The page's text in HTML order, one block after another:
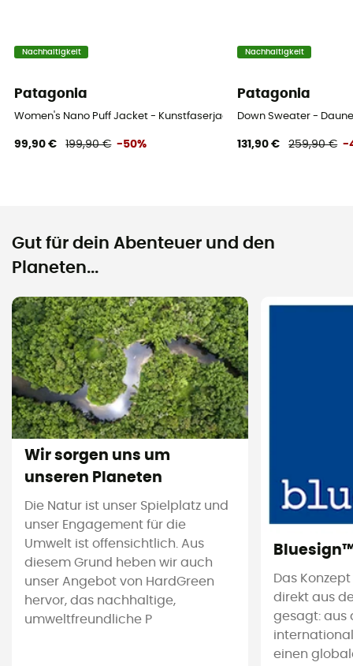
Nachhaltigkeit
Patagonia
Women's Nano Puff Jacket - Kunstfaserjacke - Damen
99,90 € 199,90 € -50%
Nachhaltigkeit
Patagonia
Down Sweater -
131,90 € 259,90 € -
Gut für dein Abenteuer und den
Planeten...
Wir sorgen uns um
unseren Planeten
Die Natur ist unser Spielplatz und
unser Engagement für die
Umwelt ist offensichtlich. Aus
diesem Grund heben wir auch
unser Angebot von HardGreen
hervor, das nachhaltige,
umweltfreundliche P
Das
direkt aus
gesagt: aus
einen